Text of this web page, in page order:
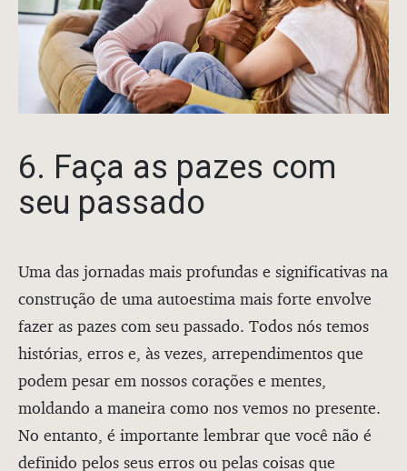
6. Faça as pazes com
seu passado
Uma das jornadas mais profundas e significativas na
construção de uma autoestima mais forte envolve
fazer as pazes com seu passado. Todos nós temos
histórias, erros e, às vezes, arrependimentos que
podem pesar em nossos corações e mentes,
moldando a maneira como nos vemos no presente.
No entanto, é importante lembrar que você não é
definido pelos seus erros ou pelas coisas que